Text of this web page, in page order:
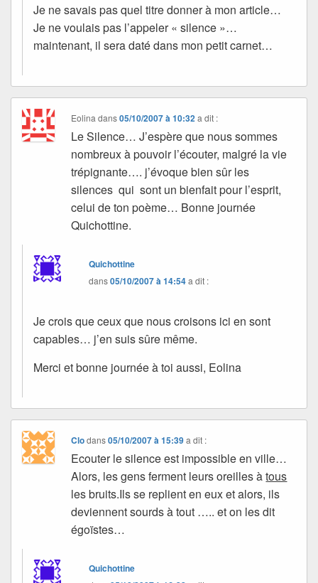
Je ne savais pas quel titre donner à mon article…
Je ne voulais pas l’appeler « silence »…
maintenant, il sera daté dans mon petit carnet…
Eolina dans05/10/2007 à 10:32 a dit :
Le Silence… J’espère que nous sommes
nombreux à pouvoir l’écouter, malgré la vie
trépignante…. j’évoque bien sûr les
silences qui sont un bienfait pour l’esprit,
celui de ton poème… Bonne journée
Quichottine.
Quichottine
dans05/10/2007 à 14:54a dit :
Je crois que ceux que nous croisons ici en sont
capables… j’en suis sûre même.
Merci et bonne journée à toi aussi, Eolina
Clodans05/10/2007 à 15:39 a dit :
Ecouter le silence est impossible en ville…
Alors, les gens ferment leurs oreilles àtous
les bruits.Ils se replient en eux et alors, ils
deviennent sourds à tout ….. et on les dit
égoïstes…
Quichottine